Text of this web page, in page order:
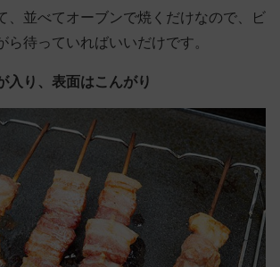
、並べてオーブンで焼くだけなので、ビ
ら待っていればいいだけです。
入り、表面はこんがり